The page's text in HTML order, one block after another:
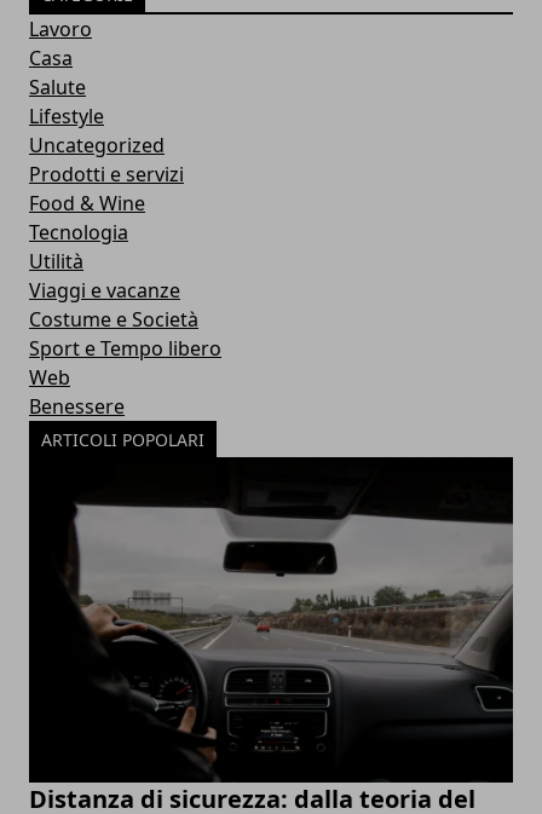
Lavoro
Casa
Salute
Lifestyle
Uncategorized
Prodotti e servizi
Food & Wine
Tecnologia
Utilità
Viaggi e vacanze
Costume e Società
Sport e Tempo libero
Web
Benessere
ARTICOLI POPOLARI
Distanza di sicurezza: dalla teoria del